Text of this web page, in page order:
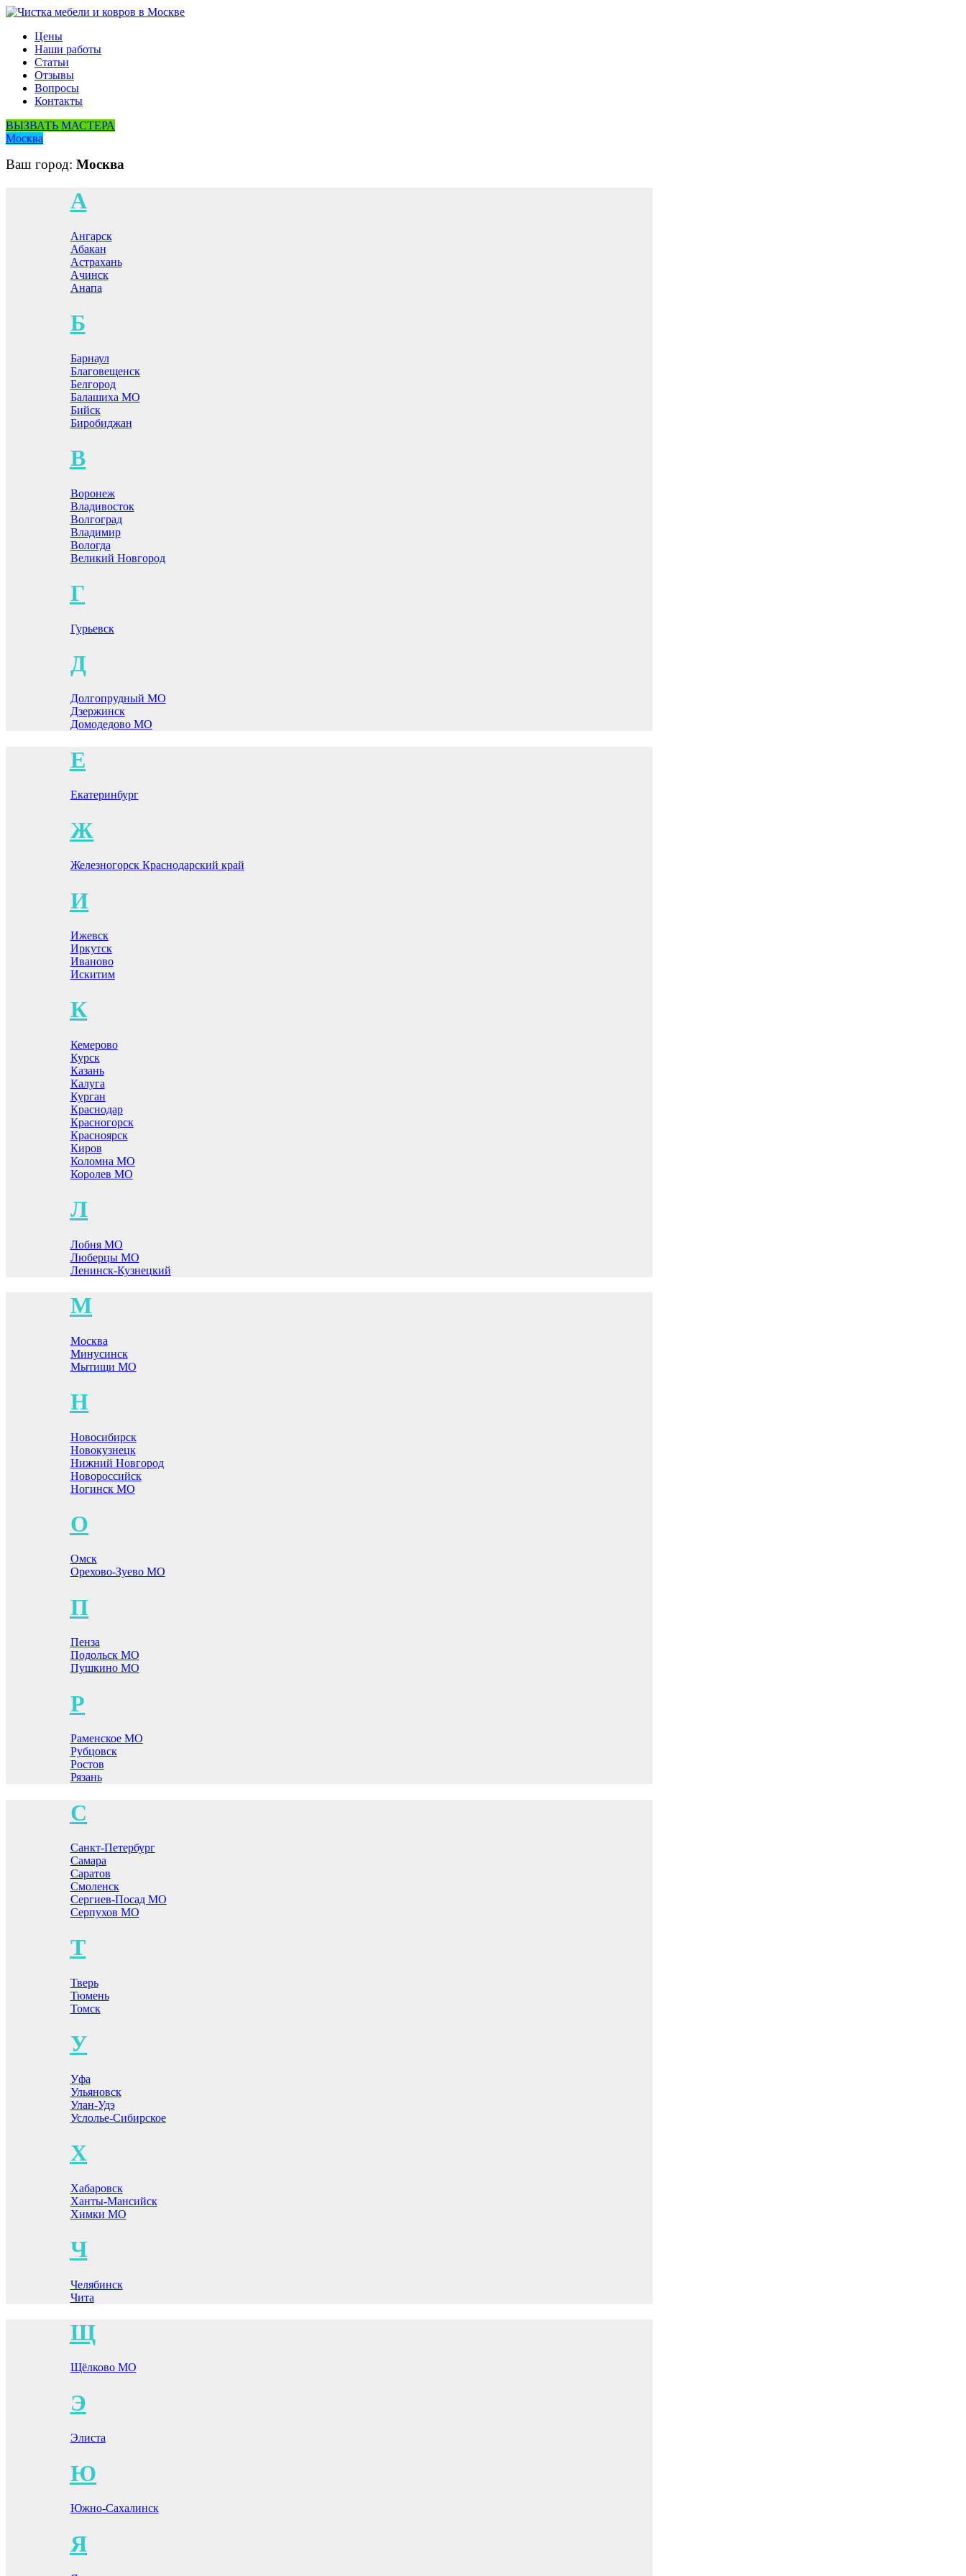
Цены
Наши работы
Статьи
Отзывы
Вопросы
Контакты
ВЫЗВАТЬ МАСТЕРА
Москва
Ваш город: Москва
А
Ангарск
Абакан
Астрахань
Ачинск
Анапа
Б
Барнаул
Благовещенск
Белгород
Балашиха МО
Бийск
Биробиджан
В
Воронеж
Владивосток
Волгоград
Владимир
Вологда
Великий Новгород
Г
Гурьевск
Д
Долгопрудный МО
Дзержинск
Домодедово МО
Е
Екатеринбург
Ж
Железногорск Краснодарский край
И
Ижевск
Иркутск
Иваново
Искитим
К
Кемерово
Курск
Казань
Калуга
Курган
Краснодар
Красногорск
Красноярск
Киров
Коломна МО
Королев МО
Л
Лобня МО
Люберцы МО
Ленинск-Кузнецкий
М
Москва
Минусинск
Мытищи МО
Н
Новосибирск
Новокузнецк
Нижний Новгород
Новороссийск
Ногинск МО
О
Омск
Орехово-Зуево МО
П
Пенза
Подольск МО
Пушкино МО
Р
Раменское МО
Рубцовск
Ростов
Рязань
С
Санкт-Петербург
Самара
Саратов
Смоленск
Сергиев-Посад МО
Серпухов МО
Т
Тверь
Тюмень
Томск
У
Уфа
Ульяновск
Улан-Удэ
Услолье-Сибирское
Х
Хабаровск
Ханты-Мансийск
Химки МО
Ч
Челябинск
Чита
Щ
Щёлково МО
Э
Элиста
Ю
Южно-Сахалинск
Я